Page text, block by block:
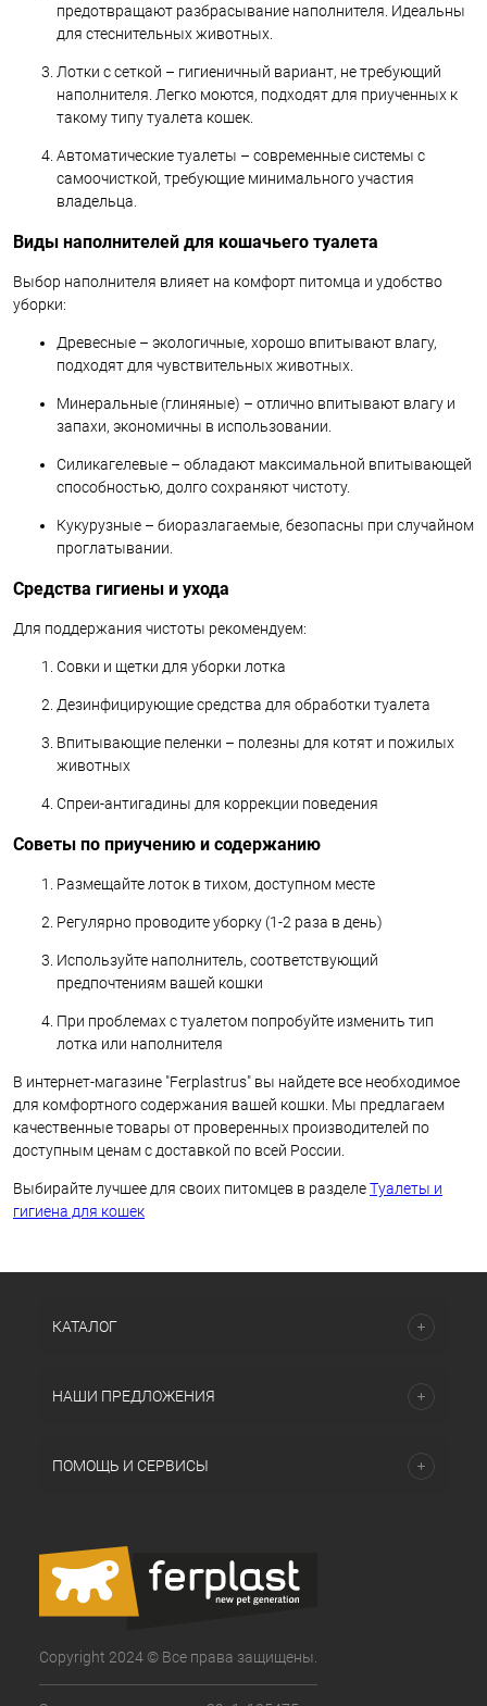
предотвращают разбрасывание наполнителя. Идеальны
для стеснительных животных.
Лотки с сеткой – гигиеничный вариант, не требующий
наполнителя. Легко моются, подходят для приученных к
такому типу туалета кошек.
Автоматические туалеты – современные системы с
самоочисткой, требующие минимального участия
владельца.
Виды наполнителей для кошачьего туалета
Выбор наполнителя влияет на комфорт питомца и удобство
уборки:
Древесные – экологичные, хорошо впитывают влагу,
подходят для чувствительных животных.
Минеральные (глиняные) – отлично впитывают влагу и
запахи, экономичны в использовании.
Силикагелевые – обладают максимальной впитывающей
способностью, долго сохраняют чистоту.
Кукурузные – биоразлагаемые, безопасны при случайном
проглатывании.
Средства гигиены и ухода
Для поддержания чистоты рекомендуем:
Совки и щетки для уборки лотка
Дезинфицирующие средства для обработки туалета
Впитывающие пеленки – полезны для котят и пожилых
животных
Спреи-антигадины для коррекции поведения
Советы по приучению и содержанию
Размещайте лоток в тихом, доступном месте
Регулярно проводите уборку (1-2 раза в день)
Используйте наполнитель, соответствующий
предпочтениям вашей кошки
При проблемах с туалетом попробуйте изменить тип
лотка или наполнителя
В интернет-магазине "Ferplastrus" вы найдете все необходимое
для комфортного содержания вашей кошки. Мы предлагаем
качественные товары от проверенных производителей по
доступным ценам с доставкой по всей России.
Выбирайте лучшее для своих питомцев в разделеТуалеты и
гигиена для кошек
КАТАЛОГ
НАШИ ПРЕДЛОЖЕНИЯ
ПОМОЩЬ И СЕРВИСЫ
Copyright 2024 © Все права защищены.